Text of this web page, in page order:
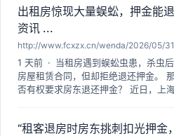
出租房惊现大量蜈蚣，押金能
资讯 ...
http://www.fcxzx.cn/wenda/2026/05/
1 天前 · 当租房遇到蜈蚣虫患，杀虫
房屋租赁合同，但却拒绝退还押金。
否有权要求房东退还押金？ 近日，上
“租客退房时房东挑刺扣光押金